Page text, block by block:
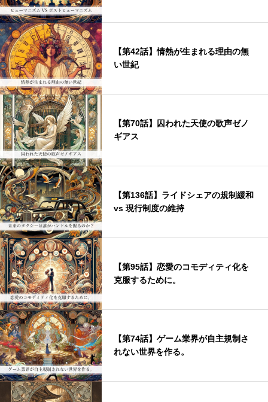
【第42話】情熱が生まれる理由の無
い世紀
【第70話】囚われた天使の歌声ゼノ
ギアス
【第136話】ライドシェアの規制緩和
vs 現行制度の維持
【第95話】恋愛のコモディティ化を
克服するために。
【第74話】ゲーム業界が自主規制さ
れない世界を作る。